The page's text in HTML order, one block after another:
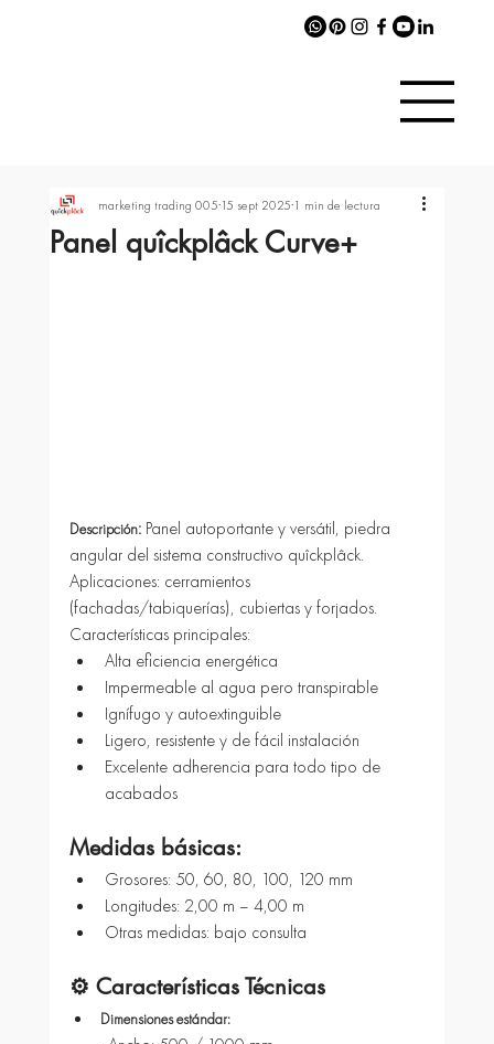
Panel quîckplâck Curve+
marketing trading 00515 sept 20251 min de lectura
Descripción: Panel autoportante y versátil, piedra
angular del sistema constructivo quîckplâck.
Aplicaciones: cerramientos
(fachadas/tabiquerías), cubiertas y forjados.
Características principales:
Alta eficiencia energética
Impermeable al agua pero transpirable
Ignífugo y autoextinguible
Ligero, resistente y de fácil instalación
Excelente adherencia para todo tipo de
acabados
Medidas básicas:
Grosores: 50, 60, 80, 100, 120 mm
Longitudes: 2,00 m – 4,00 m
Otras medidas: bajo consulta
⚙️ Características Técnicas
Dimensiones estándar: